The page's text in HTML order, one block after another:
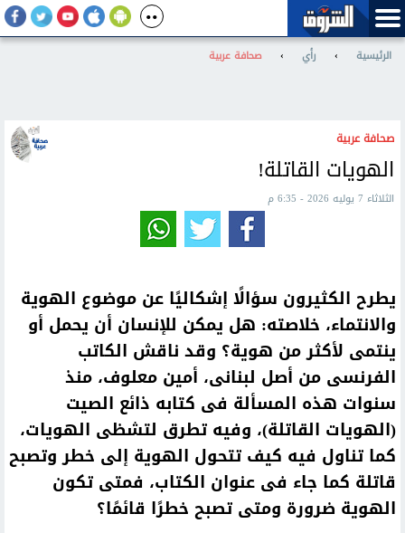
الرئيسية › رأي › صحافة عربية
صحافة عربية
الهويات القاتلة!
الثلاثاء 7 يوليه 2026 - 6:35 م
يطرح الكثيرون سؤالًا إشكاليًا عن موضوع الهوية
والانتماء، خلاصته: هل يمكن للإنسان أن يحمل أو
ينتمى لأكثر من هوية؟ وقد ناقش الكاتب
الفرنسى من أصل لبنانى، أمين معلوف، منذ
سنوات هذه المسألة فى كتابه ذائع الصيت
(الهويات القاتلة)، وفيه تطرق لتشظى الهويات،
كما تناول فيه كيف تتحول الهوية إلى خطر وتصبح
قاتلة كما جاء فى عنوان الكتاب، فمتى تكون
الهوية ضرورة ومتى تصبح خطرًا قائمًا؟